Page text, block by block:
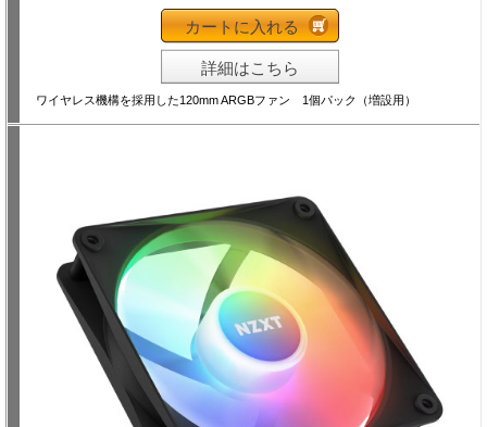
カートに入れる
詳細はこちら
ワイヤレス機構を採用した120mm ARGBファン 1個パック（増設用）